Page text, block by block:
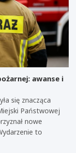
awanse i
się znacząca
Państwowej
nowe
to